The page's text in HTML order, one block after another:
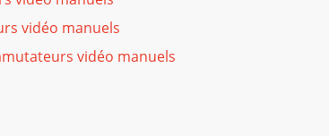
vidéo manuels
vidéo manuels